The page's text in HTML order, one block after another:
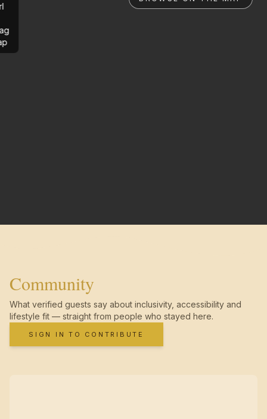
Community
What verified guests say about inclusivity, accessibility and
lifestyle fit — straight from people who stayed here.
SIGN IN TO CONTRIBUTE